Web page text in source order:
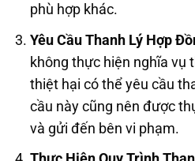
phù hợp khác.
Yêu Cầu Thanh Lý Hợp
không thực hiện nghĩa vụ
thiệt hại có thể yêu cầu
cầu này cũng nên được
và gửi đến bên vi phạm.